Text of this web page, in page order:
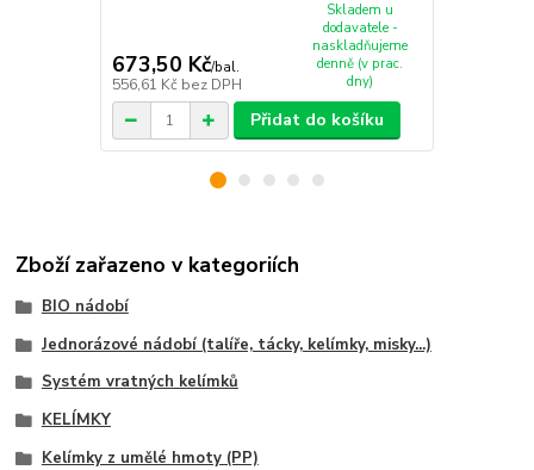
673,50 Kč/bal.
556,61 Kč bez DPH
Skladem u
dodavatele -
naskladňujeme
denně (v prac.
dny)
Přidat do košíku
Zboží zařazeno v kategoriích
BIO nádobí
Jednorázové nádobí (talíře, tácky, kelímky, misky...)
Systém vratných kelímků
KELÍMKY
Kelímky z umělé hmoty (PP)